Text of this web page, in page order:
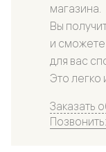
магазина.
Вы
и
для вас
Это легко
Заказать